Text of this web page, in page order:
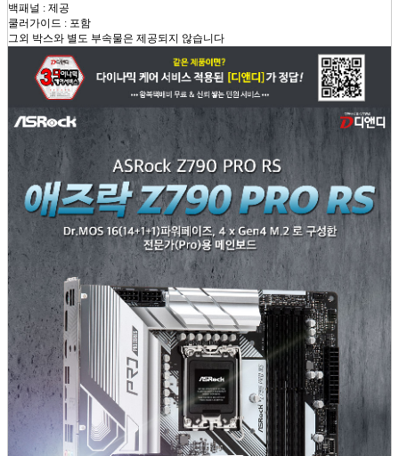
백패널 : 제공
쿨러가이드 : 포함
그외 박스와 별도 부속물은 제공되지 않습니다